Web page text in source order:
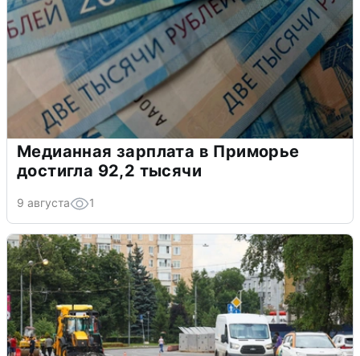
Медианная зарплата в Приморье
достигла 92,2 тысячи
9 августа 1